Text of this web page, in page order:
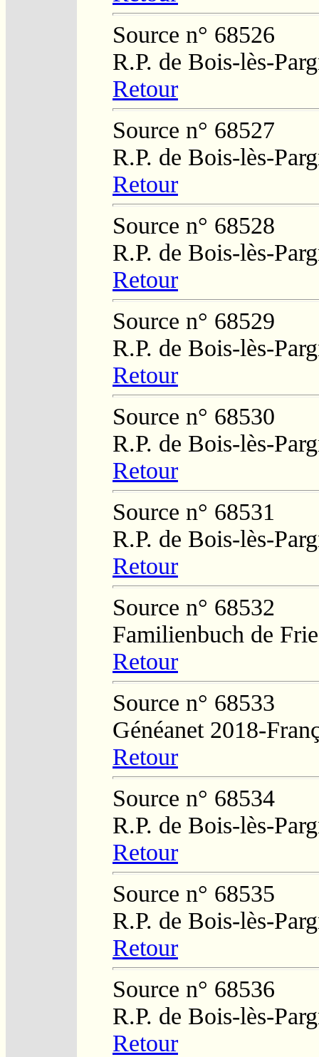
Source n° 68526
R.P. de Bois-lès-
Retour
Source n° 68527
R.P. de Bois-lès-
Retour
Source n° 68528
R.P. de Bois-lès-
Retour
Source n° 68529
R.P. de Bois-lès-
Retour
Source n° 68530
R.P. de Bois-lès-
Retour
Source n° 68531
R.P. de Bois-lès-
Retour
Source n° 68532
Familienbuch de
Retour
Source n° 68533
Généanet 2018-
Retour
Source n° 68534
R.P. de Bois-lès-
Retour
Source n° 68535
R.P. de Bois-lès-
Retour
Source n° 68536
R.P. de Bois-lès-
Retour